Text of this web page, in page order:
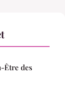
Être des